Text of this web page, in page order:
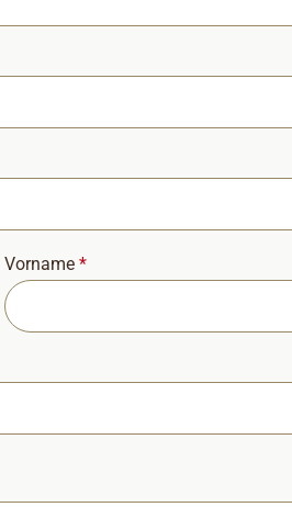
Vorname *